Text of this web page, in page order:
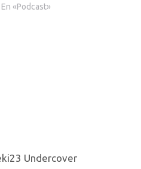
estas pensando en
referido de…
En «Podcast»
Undercover